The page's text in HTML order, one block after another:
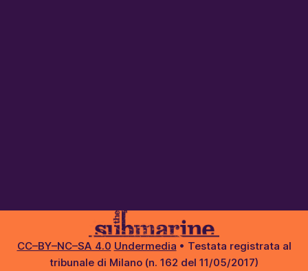
CC–BY–NC–SA 4.0 Undermedia • Testata registrata al
tribunale di Milano (n. 162 del 11/05/2017)